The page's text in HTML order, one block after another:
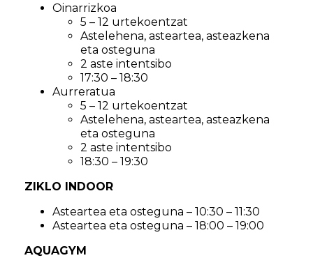
Oinarrizkoa
5 – 12 urtekoentzat
Astelehena, asteartea, asteazkena
eta osteguna
2 aste intentsibo
17:30 – 18:30
Aurreratua
5 – 12 urtekoentzat
Astelehena, asteartea, asteazkena
eta osteguna
2 aste intentsibo
18:30 – 19:30
ZIKLO INDOOR
Asteartea eta osteguna – 10:30 – 11:30
Asteartea eta osteguna – 18:00 – 19:00
AQUAGYM